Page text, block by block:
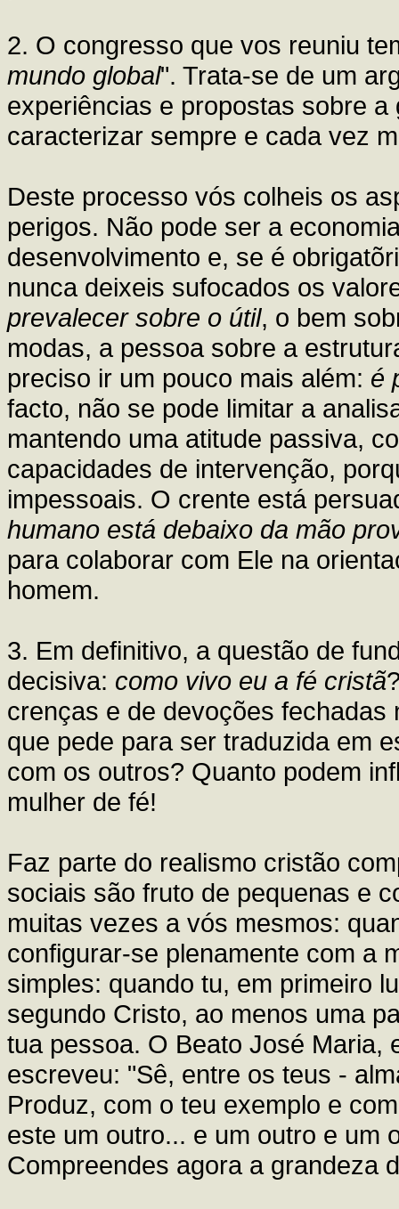
2. O congresso que vos reuniu
mundo global". Trata-se de um
experiências e propostas sobre
caracterizar sempre e cada vez
Deste processo vós colheis os
perigos. Não pode ser a
desenvolvimento e, se é
nunca deixeis sufocados os
prevalecer sobre o útil, o bem
modas, a pessoa sobre a
preciso ir um pouco mais além: é
facto, não se pode limitar a
mantendo uma atitude passiva,
capacidades de intervenção,
impessoais. O crente está
humano está debaixo da mão
para colaborar com Ele na
homem.
3. Em definitivo, a questão de
decisiva: como vivo eu a fé cristã
crenças e de devoções
que pede para ser traduzida em
com os outros? Quanto podem
mulher de fé!
Faz parte do realismo cristão
sociais são fruto de pequenas e
muitas vezes a vós mesmos:
configurar-se plenamente com a
simples: quando tu, em primeiro
segundo Cristo, ao menos uma
tua pessoa. O Beato José Maria,
escreveu: "Sê, entre os teus -
Produz, com o teu exemplo e
este um outro... e um outro e um
Compreendes agora a grandeza